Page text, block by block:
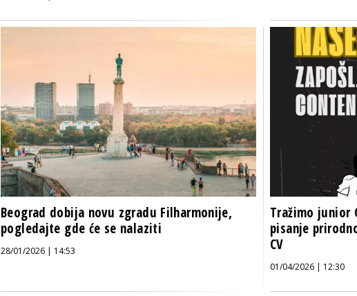
Beograd dobija novu zgradu Filharmonije,
pogledajte gde će se nalaziti
28/01/2026 | 14:53
Tražimo junior
pisanje
CV
01/04/2026 | 12:30